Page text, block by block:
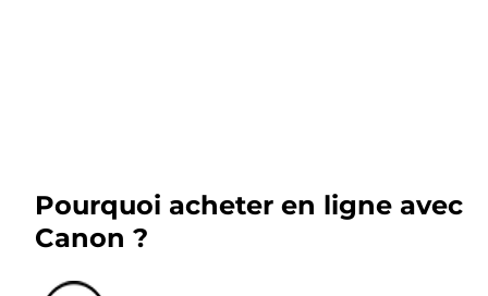
Pourquoi acheter en ligne avec
Canon ?